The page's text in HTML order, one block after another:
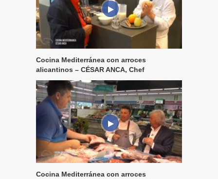
Cocina Mediterránea con arroces
alicantinos – CÉSAR ANCA, Chef
Cocina Mediterránea con arroces